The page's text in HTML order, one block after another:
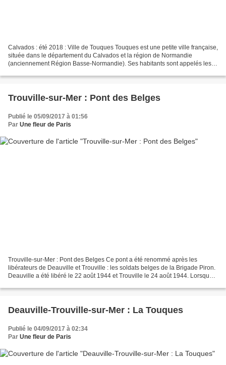
Calvados : été 2018 : Ville de Touques Touques est une petite ville française,
située dans le département du Calvados et la région de Normandie
(anciennement Région Basse-Normandie). Ses habitants sont appelés les
Trouville-sur-Mer : Pont des Belges
Publié le 05/09/2017 à 01:56
Par Une fleur de Paris
Trouville-sur-Mer : Pont des Belges Ce pont a été renommé après les
libérateurs de Deauville et Trouville : les soldats belges de la Brigade Piron.
Deauville a été libéré le 22 août 1944 et Trouville le 24 août 1944. Lorsque
Deauville-Trouville-sur-Mer : La Touques
Publié le 04/09/2017 à 02:34
Par Une fleur de Paris